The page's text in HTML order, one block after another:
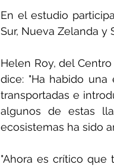
En el estudio
Sur, Nueva Zelanda y
Helen Roy, del
dice: "Ha habido
transportadas e
algunos de estas
ecosistemas ha sido
"Ahora es crítico que